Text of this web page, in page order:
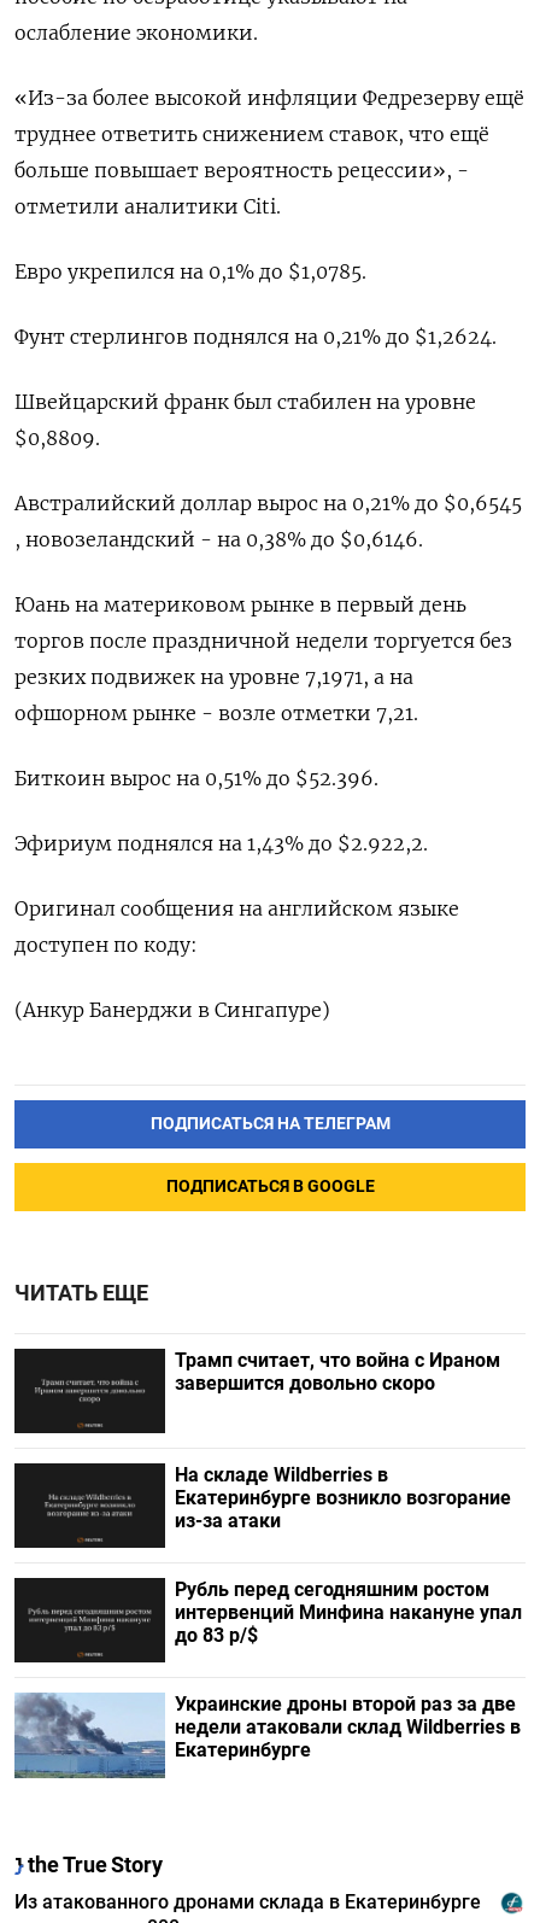
ослабление экономики.
«Из-за более высокой инфляции Федрезерву ещё
труднее ответить снижением ставок, что ещё
больше повышает вероятность рецессии», -
отметили аналитики Citi.
Евро укрепился на 0,1% до $1,0785​.
Фунт стерлингов поднялся на 0,21% до $1,2624​.
Швейцарский франк был стабилен на уровне
$0,8809​.
Австралийский доллар вырос на 0,21% до $0,6545​
, новозеландский - на 0,38% до $0,6146​.
Юань на материковом рынке в первый день
торгов после праздничной недели торгуется без
резких подвижек на уровне 7,1971​, а на
офшорном рынке - возле отметки 7,21.
Биткоин вырос на 0,51% до $52.396.
Эфириум поднялся на 1,43% до $2.922,2.
Оригинал сообщения на английском языке
доступен по коду:
(Анкур Банерджи в Сингапуре)
ПОДПИСАТЬСЯ НА ТЕЛЕГРАМ
ПОДПИСАТЬСЯ В GOOGLE
ЧИТАТЬ ЕЩЕ
Трамп считает, что война с Ираном
завершится довольно скоро
На складе Wildberries в
Екатеринбурге возникло возгорание
из-за атаки
Рубль перед сегодняшним ростом
интервенций Минфина накануне упал
до 83 р/$
Украинские дроны второй раз за две
недели атаковали склад Wildberries в
Екатеринбурге